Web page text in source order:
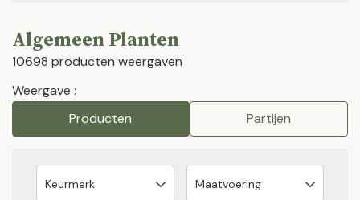
Algemeen Planten
10698 producten weergaven
Weergave :
Producten
Partijen